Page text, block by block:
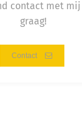
contact met mij
graag!
Contact